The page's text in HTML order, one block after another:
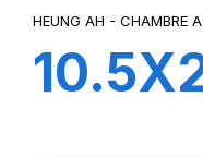
HEUNG AH - CHAMBRE A